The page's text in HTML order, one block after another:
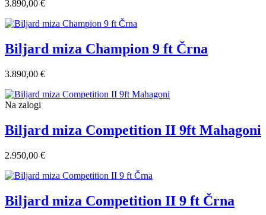
3.890,00 €
Biljard miza Champion 9 ft Črna
3.890,00 €
Na zalogi
Biljard miza Competition II 9ft Mahagoni
2.950,00 €
Biljard miza Competition II 9 ft Črna